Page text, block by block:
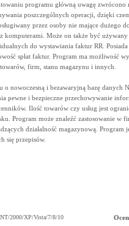
programu główną uwagę zwrócono
poszczególnych operacji, dzięki
przez osoby nie mające dużego
komputerami. Może on także być
do wystawiania faktur RR.
spłat faktur. Program ma możliwość
firm, stanu magazynu i innych.
o nowoczesną i bezawaryjną bazę danych
pewne i bezpieczne przechowywanie
Ilość towarów czy usług jest
Program może znaleźć zastosowanie w
działalność magazynową. Program
się przepisów.
2000/XP/Vista/7/8/10